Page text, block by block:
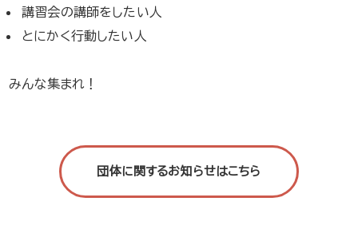
講習会の講師をしたい人
とにかく行動したい人
みんな集まれ！
団体に関するお知らせはこちら